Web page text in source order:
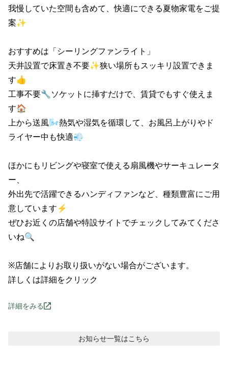
我慢していた空間も含めて、快適にできる夏物家電をご提
案✨
おすすめは「シーリングファンライト」
天井設置で床置き不要✨狭い場所もスッキリ設置できま
す👍
工事不要🔧ソケットに挿すだけで、賃貸でもすぐ使えま
す🏠
上から送風🌬️熱気や湿気を循環して、お風呂上がりやド
ライヤー中も快適💨
ほかにもリビングや寝室で使える扇風機やサーキュレータ
ー、
外出先で活躍できるハンディファンなど、種類豊富にご用
意しています⚡
ぜひお近くの店舗や特設サイトでチェックしてみてくださ
いね🔍
※店舗によりお取り扱いがない場合がございます。
詳しくは詳細をクリック
詳細をみる
お知らせ一覧はこちら